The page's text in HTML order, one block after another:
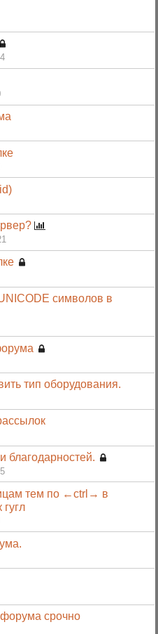
символов в
тип оборудования.
благодарностей.
тем по ←ctrl→ в
срочно